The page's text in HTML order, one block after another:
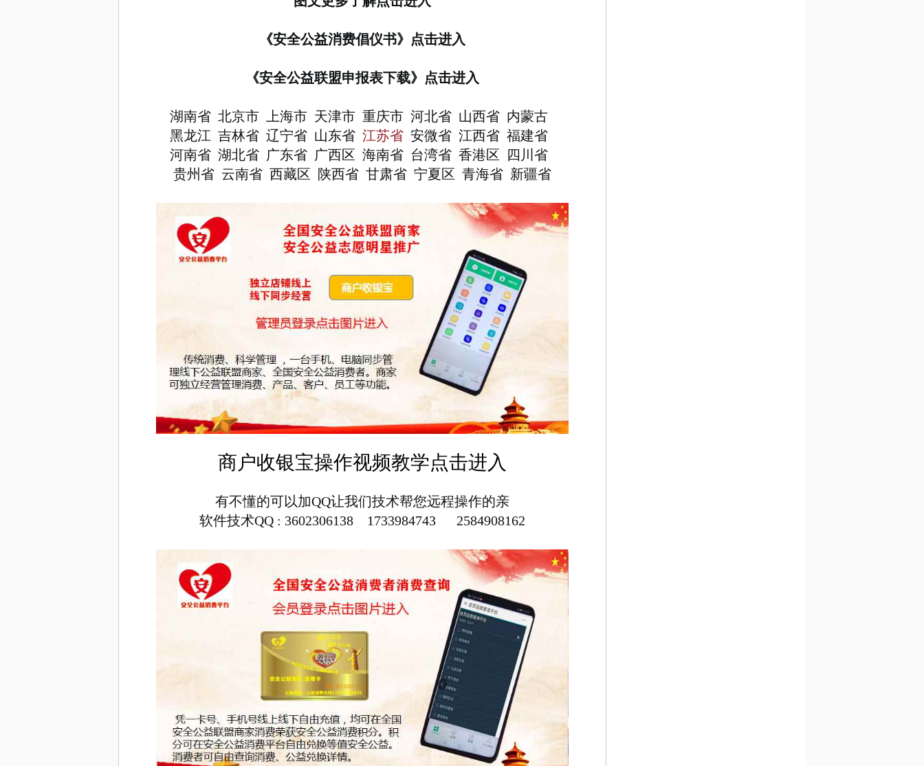
《安全公益消费倡仪书》点击进入
《安全公益联盟申报表下载》点击进入
湖南省 北京市 上海市 天津市 重庆市 河北省 山西省 内蒙古
黑龙江 吉林省 辽宁省 山东省 江苏省 安微省 江西省 福建省
河南省 湖北省 广东省 广西区 海南省 台湾省 香港区
四川省
贵州省 云南省 西藏区 陕西省 甘肃省 宁夏区 青海省 新疆省
商户收银宝操作视频教学点击进入
有不懂的可以加QQ让我们技术帮您远程操作的亲
软件技术QQ : 3602306138 1733984743 2584908162